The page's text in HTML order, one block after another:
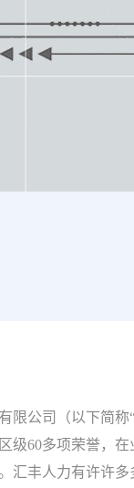
限公司（以下简
级60多项荣誉，
汇丰人力有许许